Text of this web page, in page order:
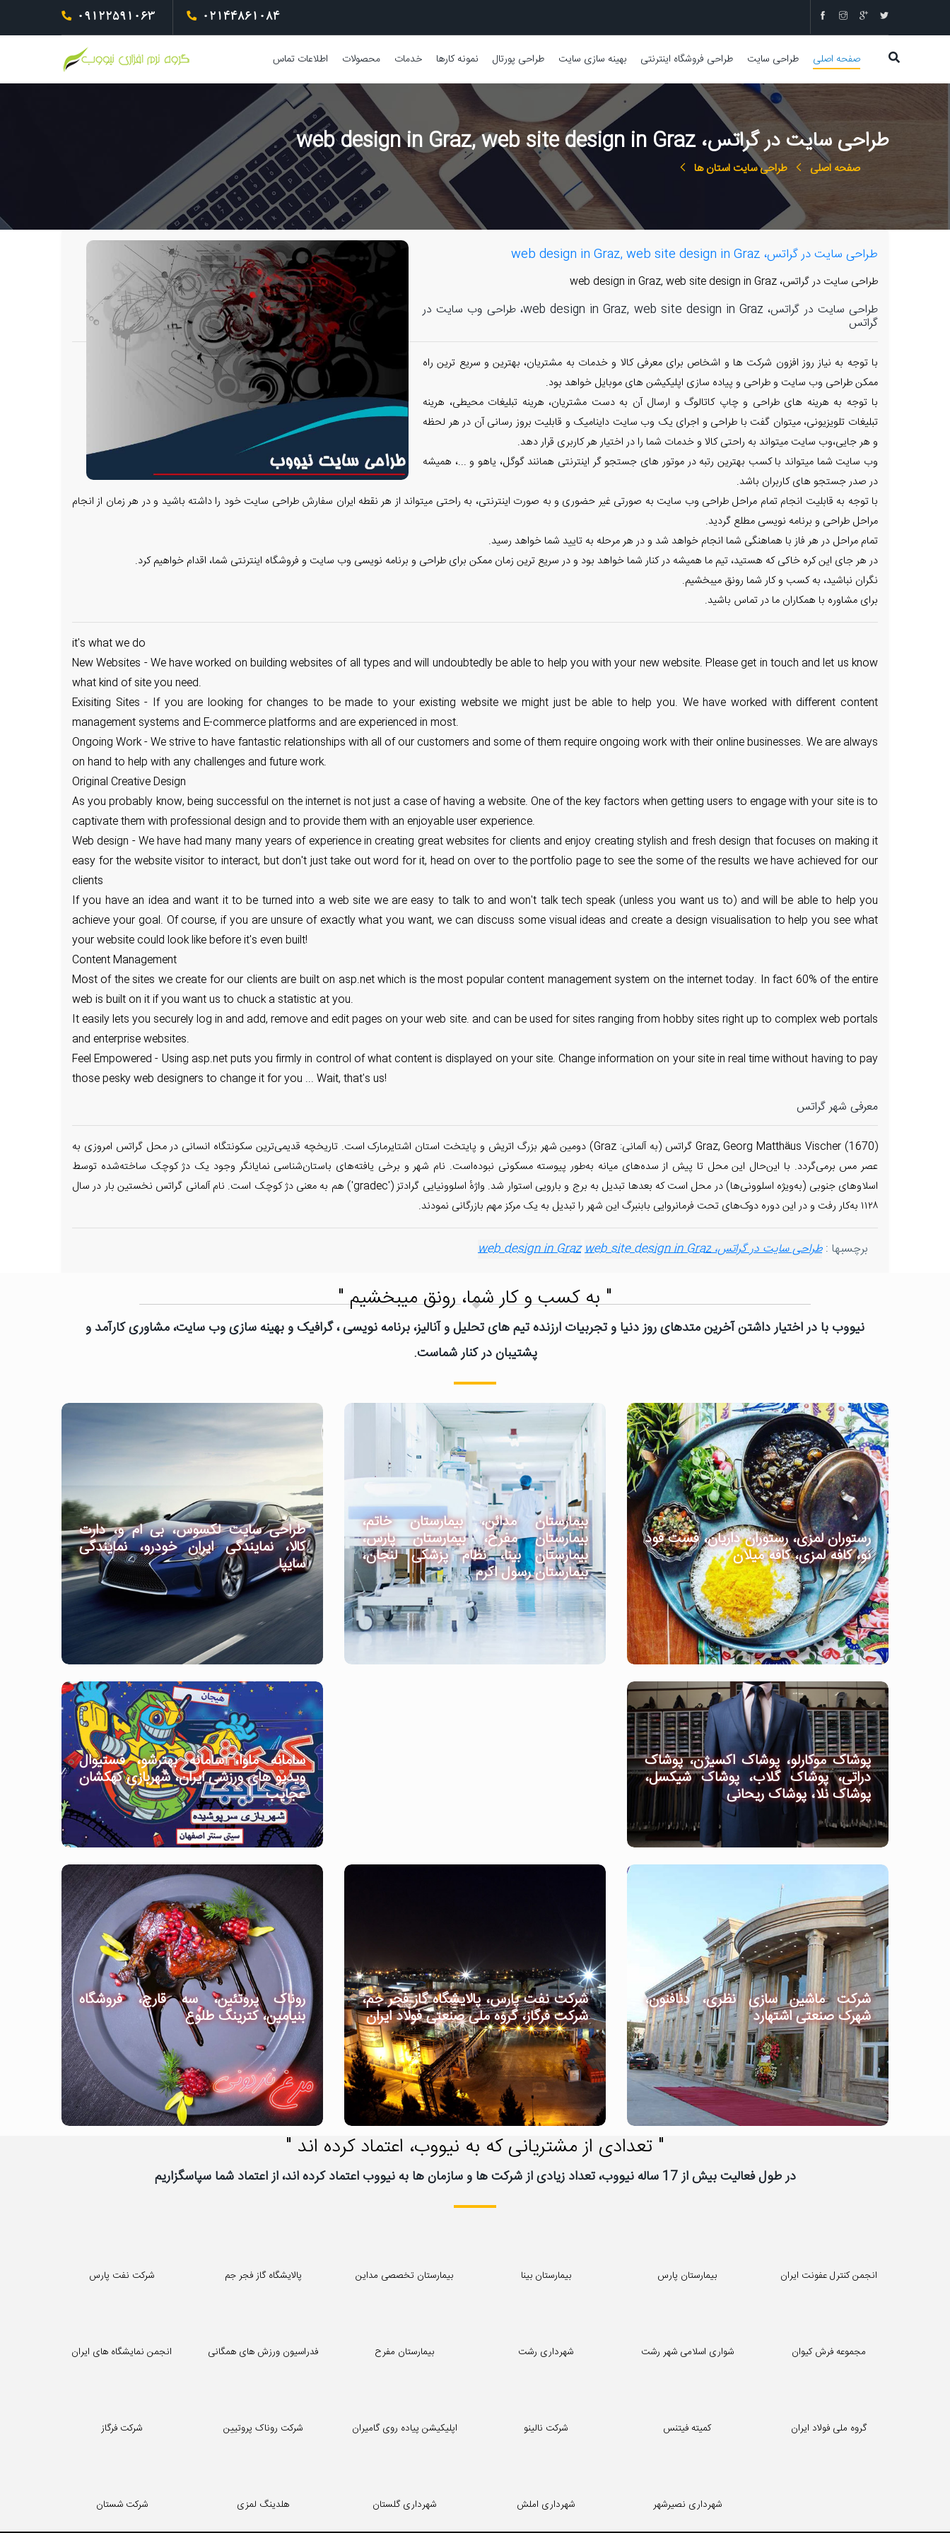
09122591063 02144861084
صفحه اصلی طراحی سایت طراحی فروشگاه اینترنتی بهینه سازی سایت طراحی پورتال نمونه کارها خدمات محصولات اطلاعات تماس
طراحی سایت در گراتس، web design in Graz, web site design in Graz
صفحه اصلی طراحی سایت استان ها
طراحی سایت در گراتس، web design in Graz, web site design in Graz
طراحی سایت در گراتس، web design in Graz, web site design in Graz
طراحی سایت در گراتس، web design in Graz, web site design in Graz، طراحی وب سایت در
گراتس
با توجه به نیاز روز افزون شرکت ها و اشخاص برای معرفی کالا و خدمات به مشتریان، بهترین و سریع ترین راه
ممکن طراحی وب سایت و طراحی و پیاده سازی اپلیکیشن های موبایل خواهد بود.
با توجه به هرینه های طراحی و چاپ کاتالوگ و ارسال آن به دست مشتریان، هرینه تبلیغات محیطی، هرینه
تبلیغات تلویزیونی، میتوان گفت با طراحی و اجرای یک وب سایت داینامیک و قابلیت بروز رسانی آن در هر لحظه
و هر جایی،وب سایت میتواند به راحتی کالا و خدمات شما را در اختیار هر کاربری قرار دهد.
وب سایت شما میتواند با کسب بهترین رتبه در موتور های جستجو گر اینترنتی همانند گوگل، یاهو و ...، همیشه
در صدر جستجو های کاربران باشد.
با توجه به قابلیت انجام تمام مراحل طراحی وب سایت به صورتی غیر حضوری و به صورت اینترنتی، به راحتی میتواند از هر نقطه ایران سفارش طراحی سایت خود را داشته باشید و در هر زمان از انجام
مراحل طراحی و برنامه نویسی مطلع گردید.
تمام مراحل در هر فاز با هماهنگی شما انجام خواهد شد و در هر مرحله به تایید شما خواهد رسید.
در هر جای این کره خاکی که هستید، تیم ما همیشه در کنار شما خواهد بود و در سریع ترین زمان ممکن برای طراحی و برنامه نویسی وب سایت و فروشگاه اینترنتی شما، اقدام خواهیم کرد.
نگران نباشید، به کسب و کار شما رونق میبخشیم.
برای مشاوره با همکاران ما در تماس باشید.
it's what we do
New Websites - We have worked on building websites of all types and will undoubtedly be able to help you with your new website. Please get in touch and let us know
what kind of site you need.
Exisiting Sites - If you are looking for changes to be made to your existing website we might just be able to help you. We have worked with different content
management systems and E-commerce platforms and are experienced in most.
Ongoing Work - We strive to have fantastic relationships with all of our customers and some of them require ongoing work with their online businesses. We are always
on hand to help with any challenges and future work.
Original Creative Design
As you probably know, being successful on the internet is not just a case of having a website. One of the key factors when getting users to engage with your site is to
captivate them with professional design and to provide them with an enjoyable user experience.
Web design - We have had many many years of experience in creating great websites for clients and enjoy creating stylish and fresh design that focuses on making it
easy for the website visitor to interact, but don't just take out word for it, head on over to the portfolio page to see the some of the results we have achieved for our
clients
If you have an idea and want it to be turned into a web site we are easy to talk to and won't talk tech speak (unless you want us to) and will be able to help you
achieve your goal. Of course, if you are unsure of exactly what you want, we can discuss some visual ideas and create a design visualisation to help you see what
your website could look like before it's even built!
Content Management
Most of the sites we create for our clients are built on asp.net which is the most popular content management system on the internet today. In fact 60% of the entire
web is built on it if you want us to chuck a statistic at you.
It easily lets you securely log in and add, remove and edit pages on your web site. and can be used for sites ranging from hobby sites right up to complex web portals
and enterprise websites.
Feel Empowered - Using asp.net puts you firmly in control of what content is displayed on your site. Change information on your site in real time without having to pay
those pesky web designers to change it for you ... Wait, that's us!
معرفی شهر گراتس
Graz, Georg Matthäus Vischer (1670) گراتس (به آلمانی: Graz) دومین شهر بزرگ اتریش و پایتخت استان اشتایرمارک است. تاریخچه قدیمی‌ترین سکونتگاه انسانی در محل گراتس امروزی به
عصر مس برمی‌گردد. با این‌حال این محل تا پیش از سده‌های میانه به‌طور پیوسته مسکونی نبوده‌است. نام شهر و برخی یافته‌های باستان‌شناسی نمایانگر وجود یک دژ کوچک ساخته‌شده توسط
اسلاوهای جنوبی (به‌ویژه اسلوونی‌ها) در محل است که بعدها تبدیل به برج و بارویی استوار شد. واژهٔ اسلوونیایی گرادتز ('gradec') هم به معنی دژ کوچک است. نام آلمانی گراتس نخستین بار در سال
۱۱۲۸ به‌کار رفت و در این دوره دوک‌های تحت فرمانروایی بابنبرگ این شهر را تبدیل به یک مرکز مهم بازرگانی نمودند.
برچسبها :طراحی سایت در گراتس، web design in Grazweb site design in Graz
" به کسب و کار شما، رونق میبخشیم "
نیووب با در اختیار داشتن آخرین متدهای روز دنیا و تجربیات ارزنده تیم های تحلیل و آنالیز، برنامه نویسی ، گرافیک و بهینه سازی وب سایت، مشاوری کارآمد و
پشتیبان در کنار شماست.
طراحی سایت لکسوس، بی ام و، دارت
کالا، نمایندگی ایران خودرو، نمایندگی
سایپا
بیمارستان مدائن، بیمارستان خاتم،
بیمارستان مفرح، بیمارستان پارس،
بیمارستان بینا، نظام پزشکی لنجان،
بیمارستان رسول اکرم
رستوران لمزی، رستوران داریان، فست فود
نو، کافه لمزی، کافه میلان
سامانه ماوا، سامانه بهترشو، فستیوال
ویدیو های ورزشی ایران، شهربازی کهکشان
عجایب
پوشاک موکارلو، پوشاک اکسیژن، پوشاک
دراتی، پوشاک گلاب، پوشاک شیکسل،
پوشاک نلا، پوشاک ریحانی
روناک پروتئین، سه قارچ، فروشگاه
بنیامین، کترینگ طلوع
شرکت نفت پارس، پالایشگاه گاز فجر جم،
شرکت فرگاز، گروه ملی صنعتی فولاد ایران
شرکت ماشین سازی نظری، دنافنون،
شهرک صنعتی اشتهارد
" تعدادی از مشتریانی که به نیووب، اعتماد کرده اند "
در طول فعالیت بیش از 17 ساله نیووب، تعداد زیادی از شرکت ها و سازمان ها به نیووب اعتماد کرده اند، از اعتماد شما سپاسگزاریم
شرکت نفت پارس پالایشگاه گاز فجر جم بیمارستان تخصصی مداین بیمارستان بینا بیمارستان پارس انجمن کنترل عفونت ایران
انجمن نمایشگاه های ایران فدراسیون ورزش های همگانی بیمارستان مفرح شهرداری رشت شواری اسلامی شهر رشت مجموعه فرش کیوان
شرکت فرگاز شرکت روناک پروتیین اپلیکیشن پیاده روی گامیران شرکت نالینو کمیته فیتنس گروه ملی فولاد ایران
شرکت شستان هلدینگ لمزی شهرداری گلستان شهرداری املش شهرداری نصیرشهر